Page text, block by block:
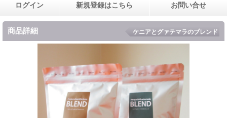
ログイン 新規登録はこちら お問い合せ
商品詳細 ケニアとグァテマラのブレンド